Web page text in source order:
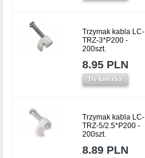
Trzymak kabla LC-
TRZ-3*P200 -
200szt.
8.95 PLN
Do koszyka
Trzymak kabla LC-
TRZ-5/2.5*P200 -
200szt.
8.89 PLN